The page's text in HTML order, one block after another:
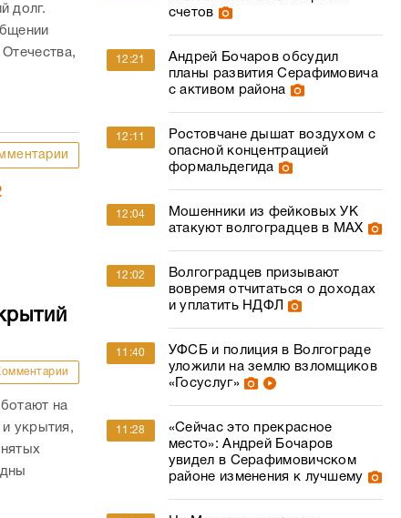
долг.
на
укрытия,
счетов
12:21
Андрей Бочаров обсудил
планы развития Серафимовича
с активом района
12:11
Ростовчане дышат воздухом с
опасной концентрацией
формальдегида
12:04
Мошенники из фейковых УК
атакуют волгоградцев в МАХ
12:02
Волгоградцев призывают
вовремя отчитаться о доходах
и уплатить НДФЛ
11:40
УФСБ и полиция в Волгограде
уложили на землю взломщиков
«Госуслуг»
11:28
«Сейчас это прекрасное
место»: Андрей Бочаров
увидел в Серафимовичском
районе изменения к лучшему